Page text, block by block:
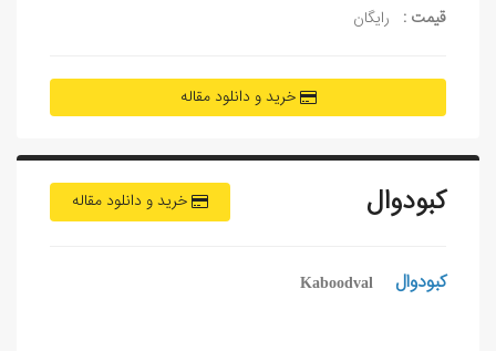
قیمت : رایگان
خرید و دانلود مقاله
خرید و دانلود مقاله کبودوال
کبودوال Kaboodval